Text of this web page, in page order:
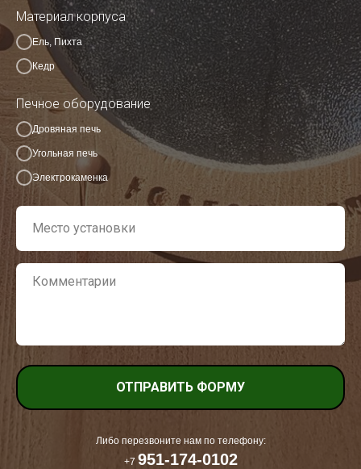
Материал корпуса
Ель, Пихта
Кедр
Печное оборудование
Дровяная печь
Угольная печь
Электрокаменка
ОТПРАВИТЬ ФОРМУ
Либо перезвоните нам по телефону:
+7 951-174-0102